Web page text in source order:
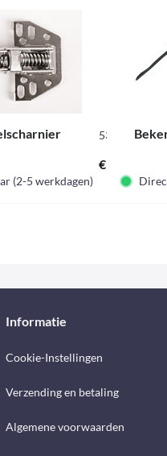
53229
€ 7,95 *
(2-5 werkdagen)
Informatie
Cookie-Instellingen
Verzending en betaling
Algemene voorwaarden